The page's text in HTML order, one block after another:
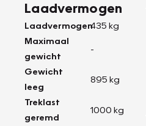
Laadvermogen
Laadvermogen435 kg
Maximaal
gewicht
-
Gewicht
leeg
895 kg
Treklast
geremd
1000 kg